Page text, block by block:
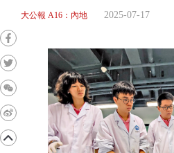
大公報 A16：內地 2025-07-17